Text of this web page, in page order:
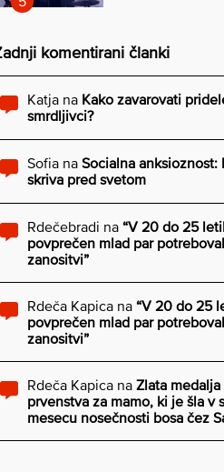
komentirani članki
Katja na Kako zavarovati
smrdljivci?
Sofia na Socialna anksioznost:
skriva pred svetom
Rdečebradi na “V 20 do 25
povprečen mlad par
zanositvi”
Rdeča Kapica na “V 20 do 25
povprečen mlad par
zanositvi”
Rdeča Kapica na Zlata
prvenstva za mamo, ki je šla v
mesecu nosečnosti bosa čez